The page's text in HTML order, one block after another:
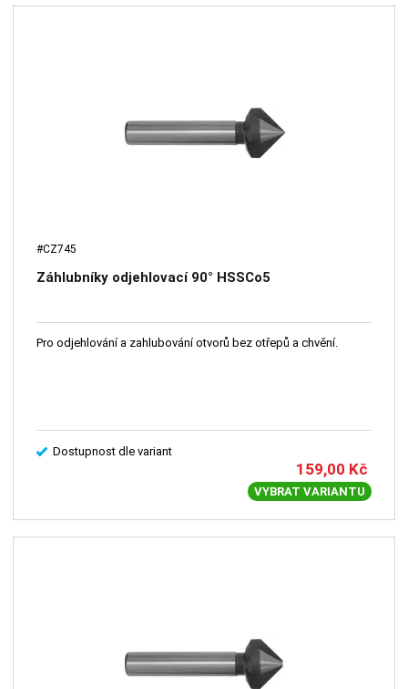
#CZ745
Záhlubníky odjehlovací 90° HSSCo5
Pro odjehlování a zahlubování otvorů bez otřepů a chvění.
Dostupnost dle variant
159,00 Kč
VYBRAT VARIANTU